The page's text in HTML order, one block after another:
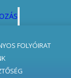
FOLYÓIRAT